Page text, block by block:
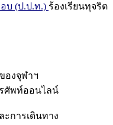
บ (ป.ป.ท.) ร้องเรียนทุจริต
องจุฬาฯ
ศัพท์ออนไลน์
ะการเดินทาง